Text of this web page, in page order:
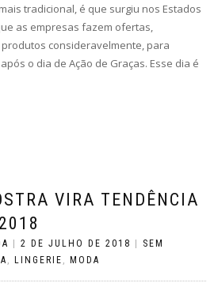
tradicional, é que surgiu nos Estados
as empresas fazem ofertas,
consideravelmente, para
o dia de Ação de Graças. Esse dia é
VIRA TENDÊNCIA
| 2 DE JULHO DE 2018 | SEM
LINGERIE MODA